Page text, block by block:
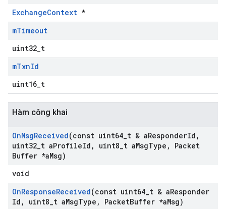
ExchangeContext *
mTimeout
uint32_t
mTxnId
uint16_t
Hàm công khai
OnMsgReceived(const uint64 t & aResponderId ,
uint32 t aProfileId , uint8 t aMsgType ,
Packet
Buffer *aMsg)
void
OnResponseReceived(const uint64 t & aResponder
Id , uint8 t aMsgType , PacketBuffer *aMsg)